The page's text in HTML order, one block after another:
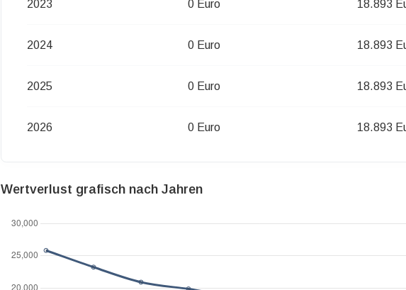
2023 0 Euro 18.893
2024 0 Euro 18.893
2025 0 Euro 18.893
2026 0 Euro 18.893
Wertverlust grafisch nach Jahren